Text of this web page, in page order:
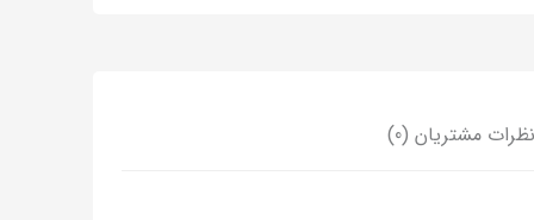
نظرات مشتریان (0)